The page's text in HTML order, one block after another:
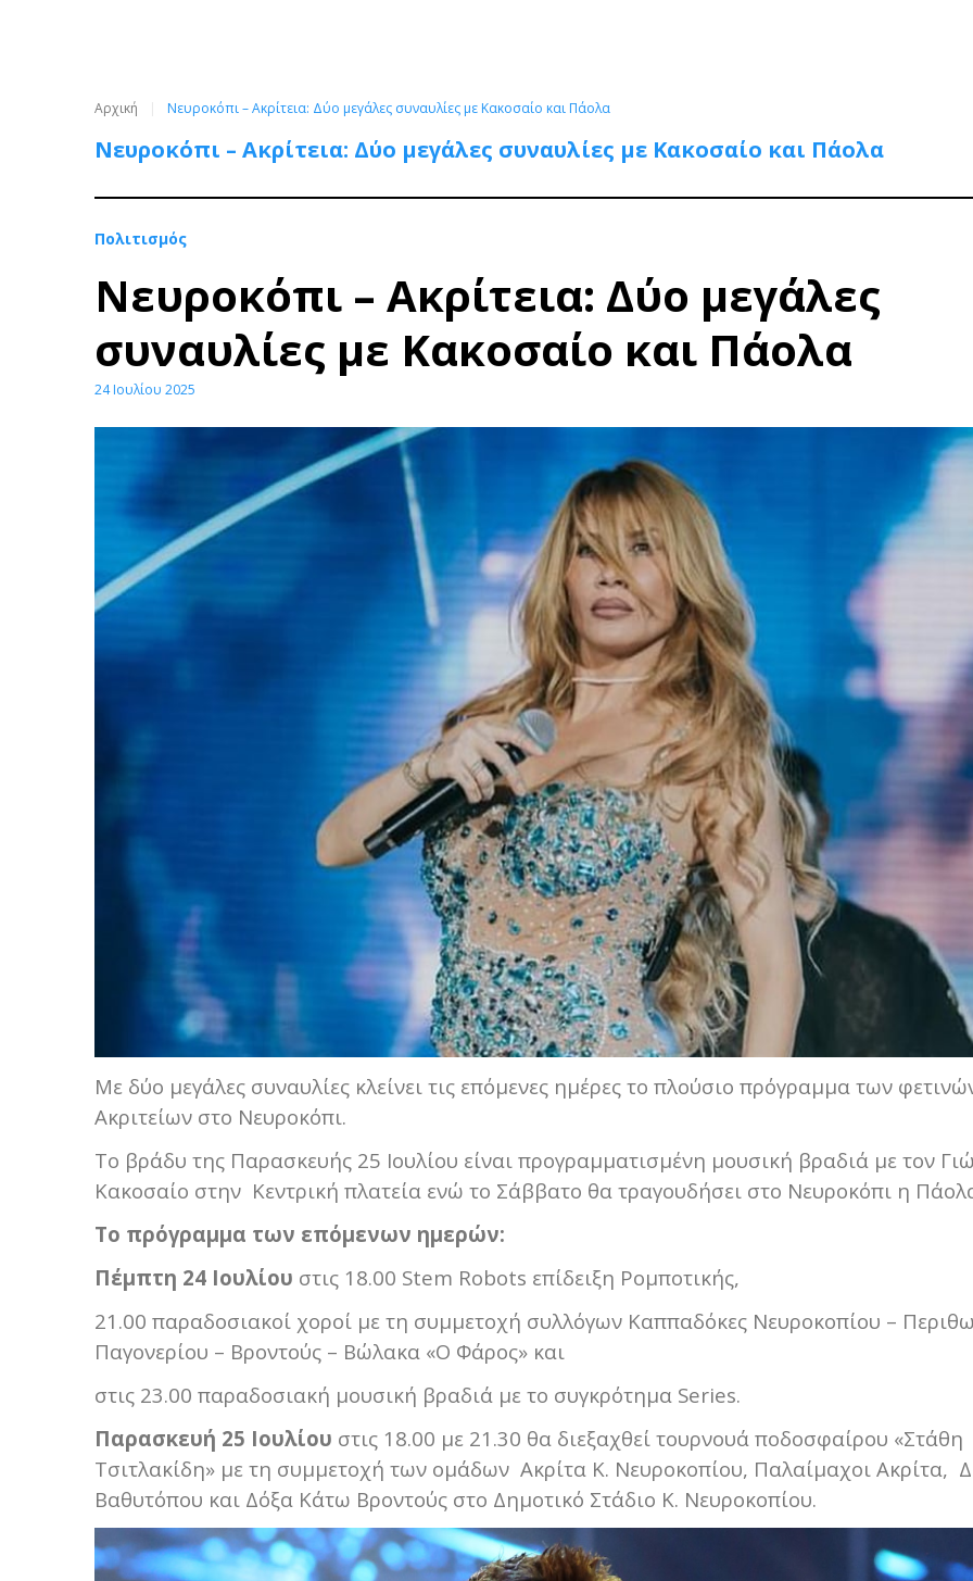
Αρχική Νευροκόπι – Ακρίτεια: Δύο μεγάλες συναυλίες με Κακοσαίο και Πάολα
Νευροκόπι – Ακρίτεια: Δύο μεγάλες συναυλίες με Κακοσαίο και Πάολα
Πολιτισμός
Νευροκόπι – Ακρίτεια: Δύο μεγάλες
συναυλίες με Κακοσαίο και Πάολα
24 Ιουλίου 2025
Με δύο μεγάλες συναυλίες κλείνει τις επόμενες ημέρες το πλούσιο πρόγραμμα των
Ακριτείων στο Νευροκόπι.
Το βράδυ της Παρασκευής 25 Ιουλίου είναι προγραμματισμένη μουσική βραδιά με τον
Κακοσαίο στην Κεντρική πλατεία ενώ το Σάββατο θα τραγουδήσει στο Νευροκόπι η
Το πρόγραμμα των επόμενων ημερών:
Πέμπτη 24 Ιουλίου στις 18.00 Stem Robots επίδειξη Ρομποτικής,
21.00 παραδοσιακοί χοροί με τη συμμετοχή συλλόγων Καππαδόκες Νευροκοπίου –
Παγονερίου – Βροντούς – Βώλακα «Ο Φάρος» και
στις 23.00 παραδοσιακή μουσική βραδιά με το συγκρότημα Series.
Παρασκευή 25 Ιουλίου στις 18.00 με 21.30 θα διεξαχθεί τουρνουά ποδοσφαίρου «Στάθη
Τσιτλακίδη» με τη συμμετοχή των ομάδων Ακρίτα Κ. Νευροκοπίου, Παλαίμαχοι Ακρίτα,
Βαθυτόπου και Δόξα Κάτω Βροντούς στο Δημοτικό Στάδιο Κ. Νευροκοπίου.